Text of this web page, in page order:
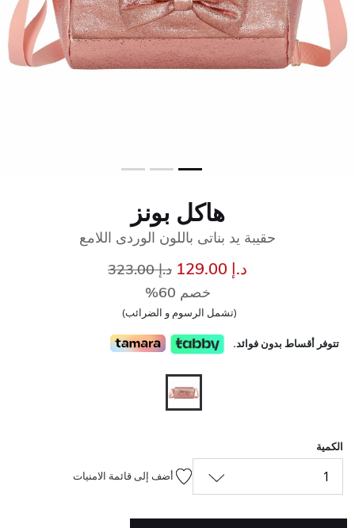
هاكل بونز
حقيبة يد بناتى باللون الوردى اللامع
د.إ 129.00 سعر مخفض مند.إ 323.00
خصم 60%
(تشمل الرسوم و الضرائب)
تتوفر أقساط بدون فوائد.
الكمية
1 أضف إلى قائمة الامنيات